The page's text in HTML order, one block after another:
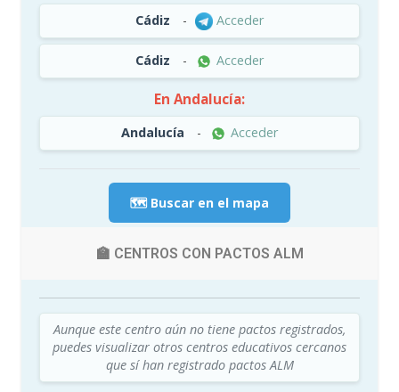
Cádiz - Acceder
Cádiz - Acceder
En Andalucía:
Andalucía - Acceder
🗺️ Buscar en el mapa
🏫 CENTROS CON PACTOS ALM
Aunque este centro aún no tiene pactos registrados,
puedes visualizar otros centros educativos cercanos
que sí han registrado pactos ALM